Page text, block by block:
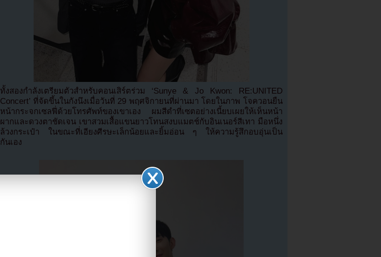
ทั้งสองกำลังเตรียมตัวสำหรับคอนเสิร์ตร่วม ‘Sunye & Jo Kwon: RE:UNITED
Concert’ ที่จัดขึ้นในกังนึงเมื่อวันที่ 29 พฤศจิกายนที่ผ่านมา โดยในภาพ โจควอนยืน
หน้ากระจกเซลฟี่ด้วยโทรศัพท์ของเขาเอง ผมสีดำที่เซตอย่างเนี้ยบเผยให้เห็นหน้า
ผากและดวงตาชัดเจน เขาสวมเสื้อแขนยาวโทนสงบแมตช์กับอินเนอร์สีเทา มือหนึ่ง
ล้วงกระเป๋า ในขณะที่เอียงศีรษะเล็กน้อยและยิ้มอ่อน ๆ ให้ความรู้สึกอบอุ่นเป็น
กันเอง